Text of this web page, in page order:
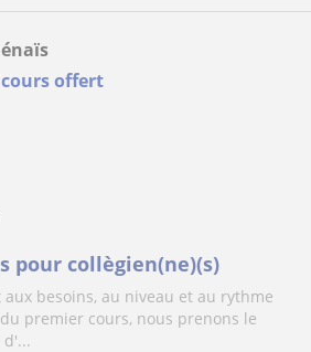
offert
pour collègien(ne)(s)
besoins, au niveau et au rythme
premier cours, nous prenons le